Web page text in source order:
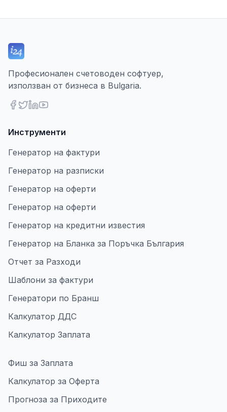
Професионален счетоводен софтуер,
използван от бизнеса в Bulgaria.
Инструменти
Генератор на фактури
Генератор на разписки
Генератор на оферти
Генератор на оферти
Генератор на кредитни известия
Генератор на Бланка за Поръчка България
Отчет за Разходи
Шаблони за фактури
Генератори по Бранш
Калкулатор ДДС
Калкулатор Заплата
Фиш за Заплата
Калкулатор за Оферта
Прогноза за Приходите